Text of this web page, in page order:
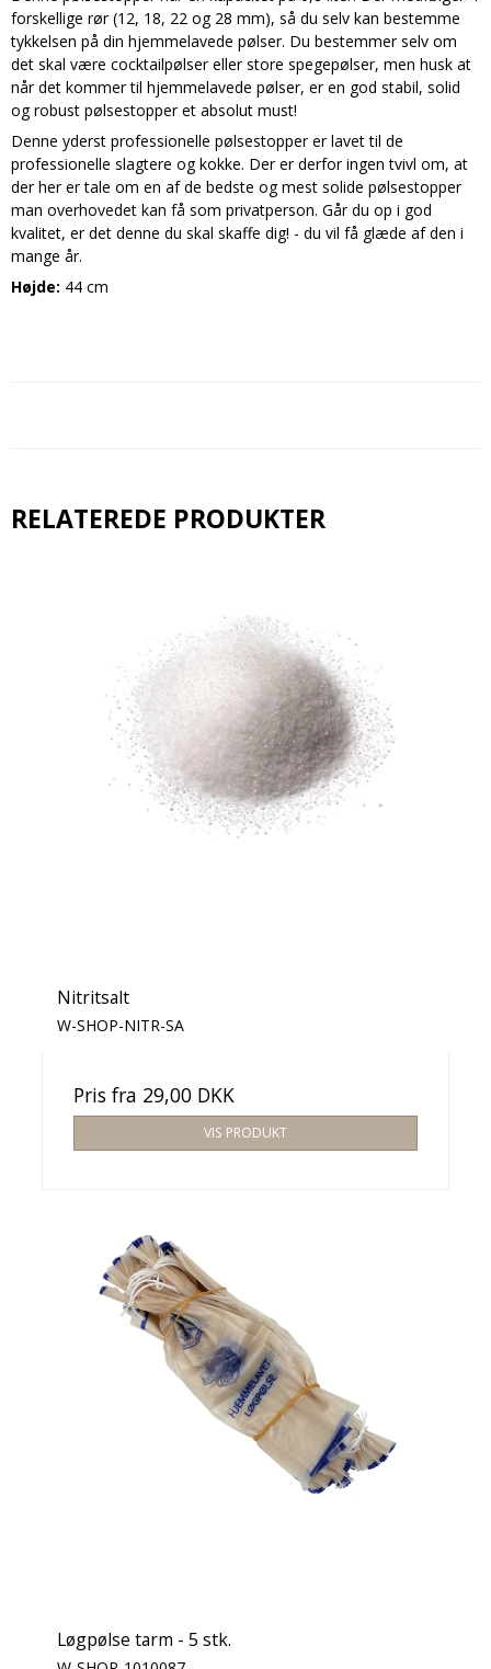
forskellige rør (12, 18, 22 og 28 mm), så du selv kan bestemme
tykkelsen på din hjemmelavede pølser. Du bestemmer selv om
det skal være cocktailpølser eller store spegepølser, men husk at
når det kommer til hjemmelavede pølser, er en god stabil, solid
og robust pølsestopper et absolut must!
Denne yderst professionelle pølsestopper er lavet til de
professionelle slagtere og kokke. Der er derfor ingen tvivl om, at
der her er tale om en af de bedste og mest solide pølsestopper
man overhovedet kan få som privatperson. Går du op i god
kvalitet, er det denne du skal skaffe dig! - du vil få glæde af den i
mange år.
Højde: 44 cm
RELATEREDE PRODUKTER
Nitritsalt
W-SHOP-NITR-SA
Pris fra 29,00 DKK
VIS PRODUKT
Løgpølse tarm - 5 stk.